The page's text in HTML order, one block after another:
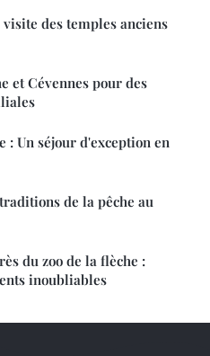
des temples anciens
et Cévennes pour des
: Un séjour d'exception en
de la pêche au
du zoo de la flèche :
inoubliables